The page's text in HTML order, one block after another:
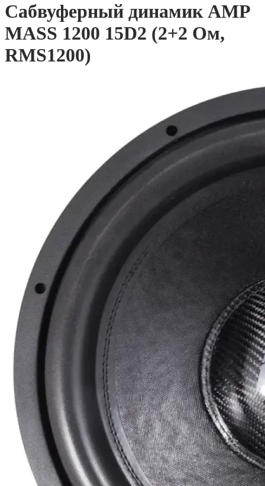
Сабвуферный динамик AMP
MASS 1200 15D2 (2+2 Ом,
RMS1200)